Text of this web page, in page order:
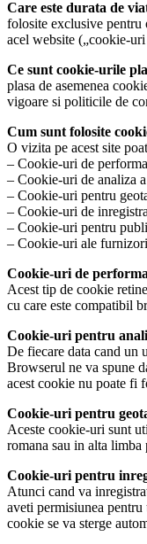
Care este durata de
folosite exclusive pentru
acel website („cookie-
Ce sunt cookie-urile
plasa de asemenea
vigoare si politicile de
Cum sunt folosite
O vizita pe acest site
– Cookie-uri de
– Cookie-uri de analiza
– Cookie-uri pentru
– Cookie-uri de
– Cookie-uri pentru
– Cookie-uri ale
Cookie-uri de
Acest tip de cookie
cu care este compatibil
Cookie-uri pentru
De fiecare data cand un
Browserul ne va spune
acest cookie nu poate fi
Cookie-uri pentru
Aceste cookie-uri sunt
romana sau in alta limba
Cookie-uri pentru
Atunci cand va
aveti permisiunea pentru
cookie se va sterge